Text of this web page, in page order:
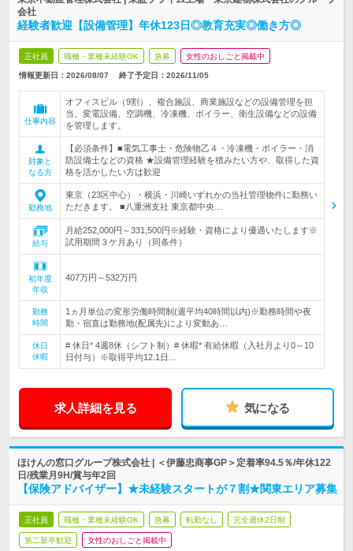
会社
経験者歓迎【設備管理】年休123日◎教育充実◎働き方◎
正社員 職種・業種未経験OK 急募 女性のおしごと掲載中
情報更新日：2026/08/07 終了予定日： 2026/11/05
仕事内容
オフィスビル（9割）、複合施設、商業施設などの設備管理を担
当。変電設備、空調機、冷凍機、ボイラー、衛生設備などの設備
を管理します。
対象と
なる方
【必須条件】■電気工事士・危険物乙４・冷凍機・ボイラー・消
防設備士などの資格 ★設備管理経験を積みたい方や、取得した資
格を活かしたい方は歓迎
勤務地
東京（23区中心）・横浜・川崎いずれかの当社管理物件に勤務い
ただきます。 ■八重洲支社 東京都中央…
給与
月給252,000円～331,500円※経験・資格により優遇いたします※
試用期間３ケ月あり（同条件）
初年度
年収
407万円～532万円
勤務
時間
1ヵ月単位の変形労働時間制(週平均40時間以内)※勤務時間や夜
勤・宿直は勤務地(配属先)により変動あ…
休日
休暇
# 休日* 4週8休（シフト制）# 休暇* 有給休暇（入社月より0～10
日付与）※取得平均12.1日…
求人詳細を見る 気になる
ほけんの窓口グループ株式会社 | ＜伊藤忠商事GP＞定着率94.5％/年休122
日/残業月9H/賞与年2回
【保険アドバイザー】★未経験スタートが７割★関東エリア募集
正社員 職種・業種未経験OK 急募 転勤なし 完全週休2日制
第二新卒歓迎 女性のおしごと掲載中